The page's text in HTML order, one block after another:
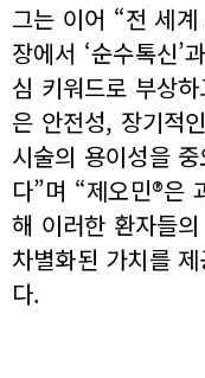
그는 이어 “전 세
장에서 ‘순수톡신’
심 키워드로 부상
은 안전성, 장기적
시술의 용이성을
다”며 “제오민®은
해 이러한 환자들
차별화된 가치를
다.